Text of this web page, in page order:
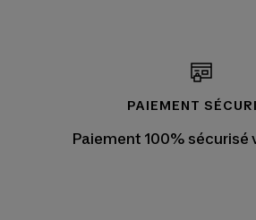
PAIEMENT
Paiement 100% sécurisé